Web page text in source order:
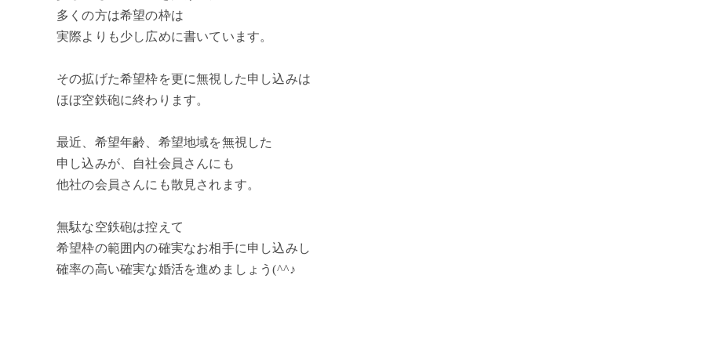
多くの方は希望の枠は
実際よりも少し広めに書いています。
その拡げた希望枠を更に無視した申し込みは
ほぼ空鉄砲に終わります。
最近、希望年齢、希望地域を無視した
申し込みが、自社会員さんにも
他社の会員さんにも散見されます。
無駄な空鉄砲は控えて
希望枠の範囲内の確実なお相手に申し込みし
確率の高い確実な婚活を進めましょう(^^♪